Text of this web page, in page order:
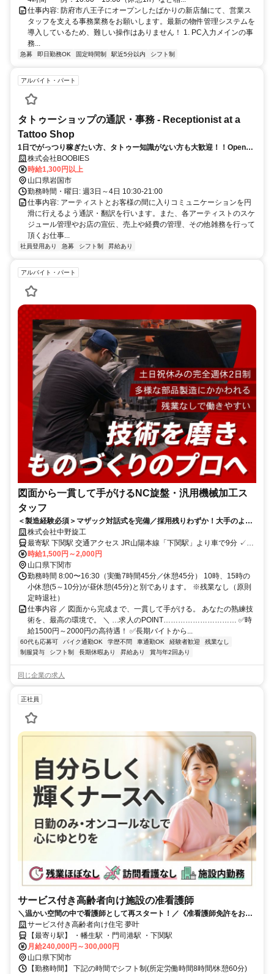
仕事内容: 防府市八王子にオープンしたばかりの新店舗にて、営業ス
タッフを支える事務業務をお願いします。最新の物件管理システムを
導入しているため、難しい操作はありません！ 1. PC入力メインの事
務...
急募 即日勤務OK 固定時間制 駅近5分以内 シフト制
アルバイト・パート
タトゥーショップの通訳・事務 - Receptionist at a
Tattoo Shop
1日でがっつり稼ぎたい方、タトゥー知識がない方も大歓迎！！Open
for anybody without experience with working in tattoo field!
株式会社BOOBIES
時給1,300円以上
山口県岩国市
勤務時間・曜日: 週3日～4日 10:30-21:00
仕事内容: アーティストとお客様の間に入りコミュニケーションを円
滑に行えるよう通訳・翻訳を行います。また、各アーティストのスケ
ジュール管理やお店の宣伝、売上や経費の管理、その他雑務を行って
頂くお仕事...
社員登用あり 急募 シフト制 昇給あり
アルバイト・パート
図面から一貫して手がけるNC旋盤・汎用機械加工ス
タッフ
＜製造経験必須＞マザック対話式を完備／採用残りわずか！大手のよう
な分業制はなし。週1日・4時間から腕を活かせます。
株式会社中野旋工
最寄駅 下関駅 交通アクセス JR山陽本線「下関駅」より車で9分 ✓車
通勤OK ✓バイク通勤OK
時給1,500円～2,000円
山口県下関市
勤務時間 8:00〜16:30（実働7時間45分／休憩45分） 10時、15時の
小休憩(5～10分)が昼休憩(45分)と別であります。 ※残業なし（原則
定時退社）
仕事内容 ／ 図面から完成まで、一貫して手がける。 あなたの熟練技
術を、最高の環境で。 ＼ …求人のPOINT………………………… ✅時
給1500円～2000円の高待遇！ ✅長期バイトから...
60代も応募可 バイク通勤OK 学歴不問 車通勤OK 経験者歓迎
残業なし
制服貸与
シフト制 長期休暇あり 昇給あり 賞与年2回あり
同じ企業の求人
正社員
サービス付き高齢者向け施設の准看護師
＼温かい空間の中で看護師として再スタート！／《准看護師免許をお持
ちの方限定》日勤のみ｜オンコールなし｜残業少なめ｜訪問看護なし
サービス付き高齢者向け住宅 夢叶
【最寄り駅】 ・幡生駅 ・門司港駅 ・下関駅
月給240,000円～300,000円
山口県下関市
【勤務時間】 下記の時間でシフト制(所定労働時間8時間/休憩60分)